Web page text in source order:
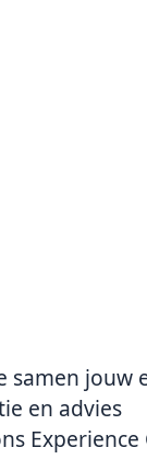
samen jouw
en advies
Experience